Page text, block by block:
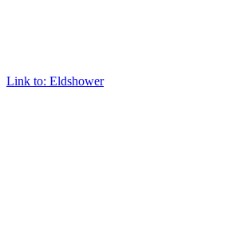
Link to: Eldshower